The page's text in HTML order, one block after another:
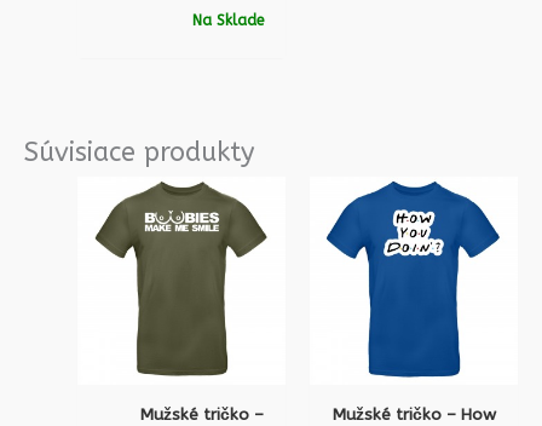
Na Sklade
Súvisiace produkty
Mužské tričko –
Mužské tričko – How